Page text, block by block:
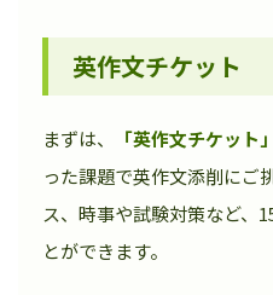
英作文チケット
まずは、 「英作文チケット」
った課題で英作文添削にご
ス、時事や試験対策など、
とができます。